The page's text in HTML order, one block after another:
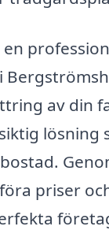
av din
lösning
priser